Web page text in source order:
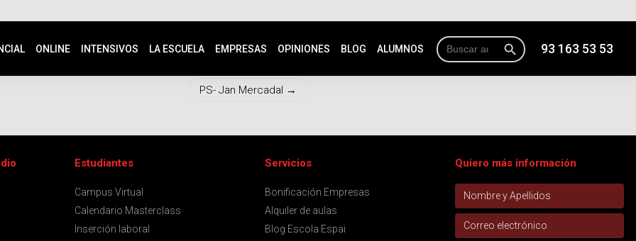
ONLINE INTENSIVOS LA ESCUELA EMPRESAS OPINIONES BLOG ALUMNOS 93 163 53 53
Buscar: Botón de búsqueda
PS- Jan Mercadal
Estudiantes
Campus Virtual
Calendario Masterclass
Inserción laboral
Servicios
Bonificación Empresas
Alquiler de aulas
Blog Escola Espai
Quiero más información